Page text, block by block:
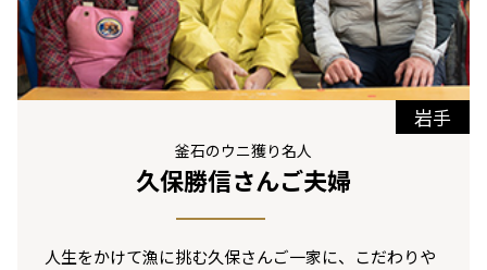
岩手
釜石のウニ獲り名人
久保勝信さんご夫婦
人生をかけて漁に挑む久保さんご一家に、こだわりや